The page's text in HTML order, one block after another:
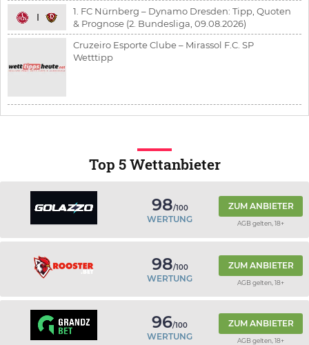
1. FC Nürnberg – Dynamo Dresden: Tipp, Quoten
& Prognose (2. Bundesliga, 09.08.2026)
Cruzeiro Esporte Clube – Mirassol F.C. SP
Wetttipp
Top 5 Wettanbieter
98/100
WERTUNG
ZUM ANBIETER
AGB gelten, 18+
98/100
WERTUNG
ZUM ANBIETER
AGB gelten, 18+
96/100
WERTUNG
ZUM ANBIETER
AGB gelten, 18+